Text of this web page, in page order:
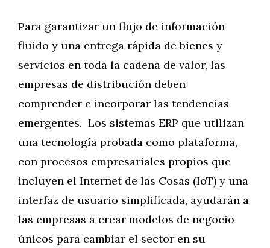
Para garantizar un flujo de información
fluido y una entrega rápida de bienes y
servicios en toda la cadena de valor, las
empresas de distribución deben
comprender e incorporar las tendencias
emergentes. Los sistemas ERP que utilizan
una tecnología probada como plataforma,
con procesos empresariales propios que
incluyen el Internet de las Cosas (IoT) y una
interfaz de usuario simplificada, ayudarán a
las empresas a crear modelos de negocio
únicos para cambiar el sector en su